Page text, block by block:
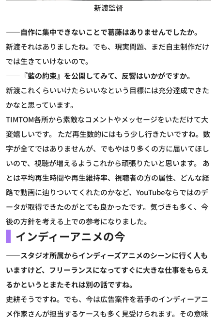
新渡監督
――自作に集中できないことで葛藤はありませんでしたか。
新渡それはありましたね。でも、現実問題、まだ自主制作だけ
では生きていけないので。
――『藍の約束』を公開してみて、反響はいかがですか。
新渡これくらいいけたらいいなという目標には充分達成できた
かなと思っています。
TIMTOM各所から素敵なコメントやメッセージをいただけて大
変嬉しいです。 ただ再生数的にはもう少し行きたいですね。数
字が全てではありませんが、でもやはり多くの方に届いてほし
いので、視聴が増えるようこれから頑張りたいと思います。 あ
とは平均再生時間や再生維持率、視聴者の方の属性、どんな経
路で動画に辿りついてくれたのかなど、YouTubeならではのデ
ータが取得できたのがとても良かったです。気づきも多く、今
後の方針を考える上での参考になりました。
インディーアニメの今
――スタジオ所属からインディーズアニメのシーンに行く人も
いますけど、フリーランスになってすぐに大きな仕事をもらえ
るかというとまたそれは別の話ですね。
史耕そうですね。でも、今は広告案件を若手のインディーアニ
メ作家さんが担当するケースも多く見受けられます。その意味